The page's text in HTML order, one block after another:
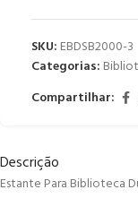
SKU: EBDSB2000-3
Categorias:
Compartilhar:
Descrição
Estante Para Biblioteca